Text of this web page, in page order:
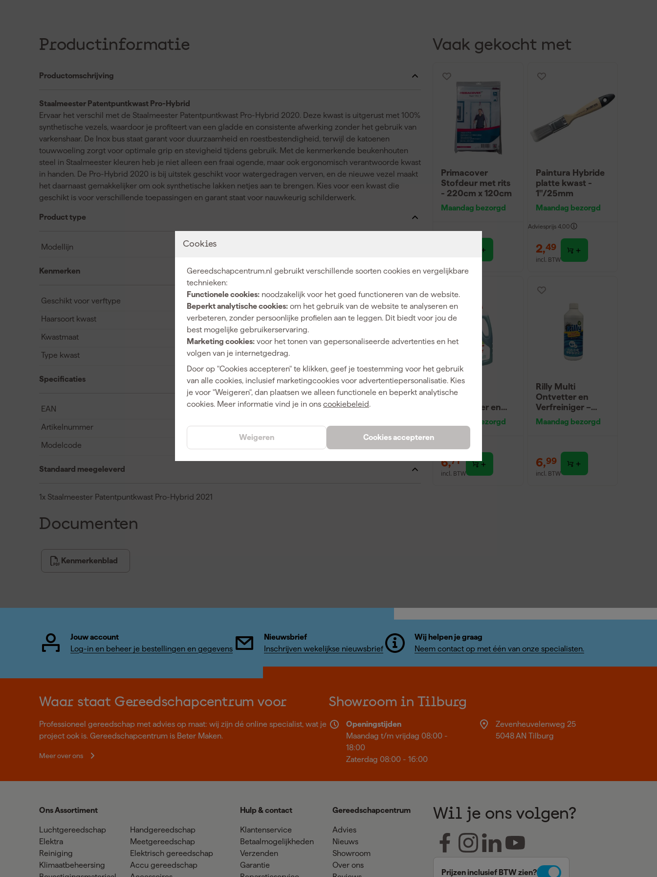
Cookies
Gereedschapcentrum.nl gebruikt verschillende soorten cookies en vergelijkbare
technieken:
Functionele cookies: noodzakelijk voor het goed functioneren van de website.
Beperkt analytische cookies: om het gebruik van de website te analyseren en
verbeteren, zonder persoonlijke profielen aan te leggen. Dit biedt voor jou de
best mogelijke gebruikerservaring.
Marketing cookies: voor het tonen van gepersonaliseerde advertenties en het
volgen van je internetgedrag.
Door op "Cookies accepteren" te klikken, geef je toestemming voor het gebruik
van alle cookies, inclusief marketingcookies voor advertentiepersonalisatie. Kies
je voor "Weigeren", dan plaatsen we alleen functionele en beperkt analytische
cookies. Meer informatie vind je in ons cookiebeleid.
Cookies accepteren
Weigeren
Productinformatie
Productomschrijving
Staalmeester Patentpuntkwast Pro-Hybrid
Ervaar het verschil met de Staalmeester Patentpuntkwast Pro-Hybrid 2020. Deze kwast is uitgerust met 100%
synthetische vezels, waardoor je profiteert van een gladde en consistente afwerking zonder het gebruik van
varkenshaar. De Inox bus staat garant voor duurzaamheid en roestbestendigheid, terwijl de katoenen
touwwoeling zorgt voor optimale grip en stevigheid tijdens gebruik. Met de kenmerkende beukenhouten
steel in Staalmeester kleuren heb je niet alleen een fraai ogende, maar ook ergonomisch verantwoorde kwast
in handen. De Pro-Hybrid 2020 is bij uitstek geschikt voor watergedragen verven, en de nieuwe vezel maakt
het daarnaast gemakkelijker om ook synthetische lakken netjes aan te brengen. Kies voor een kwast die
geschikt is voor verschillende toepassingen en garant staat voor nauwkeurig schilderwerk.
Product type
Modellijn
Kenmerken
Geschikt voor verftype
Haarsoort kwast Synthetische haren
Kwastmaat
Type kwast
Specificaties
EAN 8718312500508
Artikelnummer 346997
Modelcode
Standaard meegeleverd
1x Staalmeester Patentpuntkwast Pro-Hybrid 2021
Documenten
Kenmerkenblad
Vaak gekocht met
Primacover
Stofdeur met rits
- 220cm x 120cm
Maandag bezorgd
Paintura Hybride
platte kwast -
1"/25mm
Maandag bezorgd
Adviesprijs 4,00
2,49
incl. BTW
St. Marc
Vloeibare
verfreiniger en
Maandag bezorgd
Adviesprijs
6,71
incl. BTW
Rilly Multi
Ontvetter en
Verfreiniger –
0,5L
Maandag bezorgd
6,99
incl. BTW
Jouw account
Log-in en beheer je bestellingen en gegevens
Nieuwsbrief
Inschrijven wekelijkse nieuwsbrief
Wij helpen je graag
Neem contact op met één van onze specialisten.
Waar staat Gereedschapcentrum voor
Professioneel gereedschap met advies op maat: wij zijn dé online specialist, wat je
project ook is. Gereedschapcentrum is Beter Maken.
Meer over ons
Showroom in Tilburg
Openingstijden
Maandag t/m vrijdag 08:00 -
18:00
Zaterdag 08:00 - 16:00
Zevenheuvelenweg 25
5048 AN Tilburg
Ons Assortiment
Luchtgereedschap
Elektra
Reiniging
Klimaatbeheersing
Handgereedschap
Meetgereedschap
Elektrisch gereedschap
Accu gereedschap
Hulp & contact
Klantenservice
Betaalmogelijkheden
Verzenden
Garantie
Gereedschapcentrum
Advies
Nieuws
Showroom
Over ons
Wil je ons volgen?
Prijzen inclusief BTW zien?